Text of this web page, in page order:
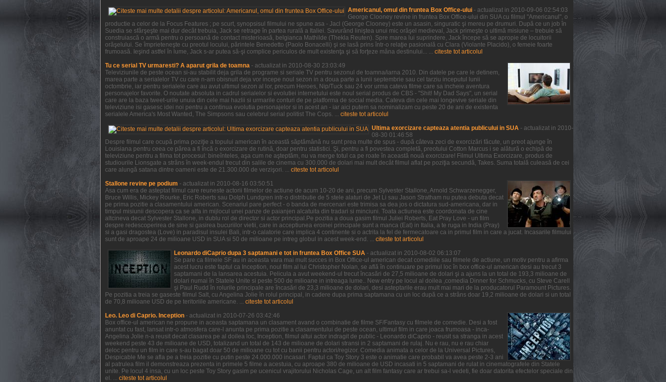
Americanul, omul din fruntea Box Office-ului - actualizat in 2010-09-06 02:54:03
George Clooney revine in fruntea Box Office-ului din SUA cu filmul "Americanul", o
productie a celor de la Focus Features ; pe scurt, synopsisul filmului ne spune asa - Jacl (George Clooney) este un asasin, singuratic şi mereu pe drumuri. După ce un job în
Suedia se sfârşeşte mai dur decât trebuia, Jack se retrage în partea rurală a Italiei. Savurând liniştea unui mic orăşel medieval, Jack primeşte o ultimă misiune – trebuie să
construiască o armă pentru o persoană de contact misterioasă, belgianca Mathilde (Thekla Reuten). Spre marea lui suprindere, Jack începe să se apropie de locuitorii
orăşelului. Se împrieteneşte cu preotul locului, părintele Benedetto (Paolo Bonacelli) şi se lasă prins într-o relaţie pasională cu Clara (Violante Placido), o femeie foarte
frumoasă. Ieşind astfel în lume, Jack s-ar putea să-şi complice periculos de mult existenţa şi să forţeze mâna destinului... ... citeste tot articolul
Tu ce serial TV urmaresti? A aparut grila de toamna - actualizat in 2010-08-30 23:03:49
Televiziunile de peste ocean si-au stabilit deja grila de programe si seriale TV pentru sezonul de toamna/iarna 2010. Din datele pe care le detinem,
marea parte a serialelor TV cu care n-am obisnuit deja vor incepe noul sezon in a doua parte a lunii septembrie sau cel tarziu inceputul lunii
octombrie, iar pentru serialele care au avut ultimul sezon al lor, precum Heroes, Nip/Tuck sau 24 vor urma cateva filme care sa incheie aventura
personajelor favorite. O noutate absoluta in cadrul serialelor si evolutiei internetului este noul serial produs de CBS - "Shit! My Dad Says", un serial
care are la baza tweet-urile unuia din cele mai hazlii si urmarile conturi de pe platforma de social media. Cateva din cele mai longevive seriale din
televiziune isi gasesc idei noi pentru a continua evolutia personajelor si in acest an - iar aici putem sa nominalizam cu peste 20 de ani de existenta
serialele America's Most Wanted, The Simpsons sau celebrul serial politist The Cops. ... citeste tot articolul
Ultima exorcizare capteaza atentia publicului in SUA - actualizat in 2010-
08-30 01:46:58
Despre filmul care ocupă prima poziţie a topului american în această săptămână nu sunt prea multe de spus - după câteva zeci de exorcizări făcute, un preot ajunge în
Louisiana pentru ceea ce părea a fi încă o exorcizare de rutină, doar pentru statistici. Şi, pentru a fi povestea completă, preotului Cotton Marcus i se alătură o echipă de
televiziune pentru a filma tot procesul: bineînteles, aşa cum ne aşteptăm, nu va merge totul ca pe roate în această nouă exorcizare! Filmul Ultima Exorcizare, produs de
studiourile Lionsgate a strâns în week-endul trecut din salile de cinema cu 300.000 de dolari mai mult decât filmul aflat pe poziţia secundă, Takes. Suma totală culeasă de cei
care alungă satana dintre oameni este de 21.300.000 de verzişori. ... citeste tot articolul
Stallone revine pe podium - actualizat in 2010-08-16 03:50:51
Asa cum era de asteptat filmul care reuneste actorii filmelor de actiune de acum 10-20 de ani, precum Sylvester Stallone, Arnold Schwarzenegger,
Bruce Willis, Mickey Rourke, Eric Roberts sau Dolph Lundgren intr-o distributie de 5 stele alaturi de Jet Li sau Jason Stratham nu putea debuta decat
pe prima pozitie a clasamentului american. Scenariul pare perfect - o banda de mercenari este trimisa sa dea jos o dictatura sud-americana, dar in
timpul misiunii descopera ca se alfa in mijlocul unei panze de paianjen alcatuita din tradari si minciuni. Toata actiunea este coordonata de cine
altcineva decat Sylvester Stallone, in dublu rol de director si actor principal.Pe pozitia a doua gasim filmul Juliei Roberts, Eat Pray Love - un film
despre redescoperirea de sine si gasirea bucuriilor vietii, care in acceptiunea eroinei principale sunt a manca (Eat) in Italia, a te ruga in India (Pray)
si a gasi dragostea (Love) in paradisul insulei Bali, intr-o calatorie care implica 4 continente si o actrita la fel de fermecatoare ca in primul film in care a jucat. Incasarile filmului
sunt de aproape 24 de milioane USD in SUA si 50 de milioane pe intreg globul in acest week-end. ... citeste tot articolul
Leonardo diCaprio dupa 3 saptamani e tot in fruntea Box Office SUA - actualizat in 2010-08-02 06:13:07
Se pare ca filmele SF au in aceasta vara mai mult succes in Box Office-ul american decat comediile sau filmele de actiune, un motiv pentru a afirma
acest lucru este faptul ca Inception, noul film al lui Christopher Nolan, se află în continuare pe primul loc în box office-ul american desi au trecut 3
saptamani de la lansarea acestuia. Pelicula a avut weekend-ul trecut încasări de 27,5 milioane de dolari şi a ajuns la un total de 193,3 milioane de
dolari numai în Statele Unite si peste 500 de milioane in intreaga lume.. New entry pe locul al doilea ,comedia Dinner for Schmucks, cu Steve Carell
şi Paul Rudd în rolurile principale are încasări de 23,3 milioane de dolari, desi asteptarile erau mult mai mari de la producatorul Paramount Pictures.
Pe pozitia a treia se gaseste filmul Salt, cu Angelina Jolie în rolul principal, in cadere dupa prima saptamana cu un loc după ce a strâns doar 19,2 milioane de dolari si un total
de 70,8 milioane USD de pe teritoriile americane. ... citeste tot articolul
Leo. Leo di Caprio. Inception - actualizat in 2010-07-26 03:42:46
Box office-ul american ne propune in aceasta saptamana un clasament avand o combinatie de filme SF/Fantasy cu filmele de comedie. Desi a fost
anuntat cu fast, lansat intr-o atmosfera care-l anunta pe prima pozitie a clasamentului de peste ocean, ultimul film in care joaca frumoasa - inca-
Angelina Jolie n-a reusit decat clasarea pe al doilea loc, Inception, filmul altui actor indragit de public - Leonardo diCaprio - reusit sa stranga in acest
weekend peste 43 de milioane de USD, totalizand un total de 143 de milioane de dolari stransi in 2 saptamani de rulaj. Nu e rau, nu e rau chiar
deloc pentru un film in care s-au bagat doar 50 de milioane cu tot cu banii pentru actori/regizor. Comedia animata a celor de la Universal Pictures,
Despicable Me se afla pe a treia pozitie cu putin peste 24.000.000 incasari. Faptul ca Toy Story 3 este o animatie care probabil va avea peste 2-3 ani
al patrulea film il demonstreaza prezenta in primele 5 filme a acestuia, cu aproape 380 de milioane de USD incasati in 5 saptamani de rulat in cinematografele din Statele
unite. Pe locul 4 insa, cu un loc peste Toy Story gasim pe ucenicul vrajitorului Nicholas Cage, un alt film fantasy care ar trebui sa-l vedeti, fie doar datorita efectelor speciale din
el. ... citeste tot articolul